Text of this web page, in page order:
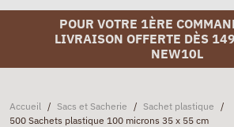
POUR VOTRE 1ÈRE
LIVRAISON OFFERTE DÈS
NEW10L
Accueil / Sacs et Sacherie / Sachet plastique /
500 Sachets plastique 100 microns 35 x 55 cm